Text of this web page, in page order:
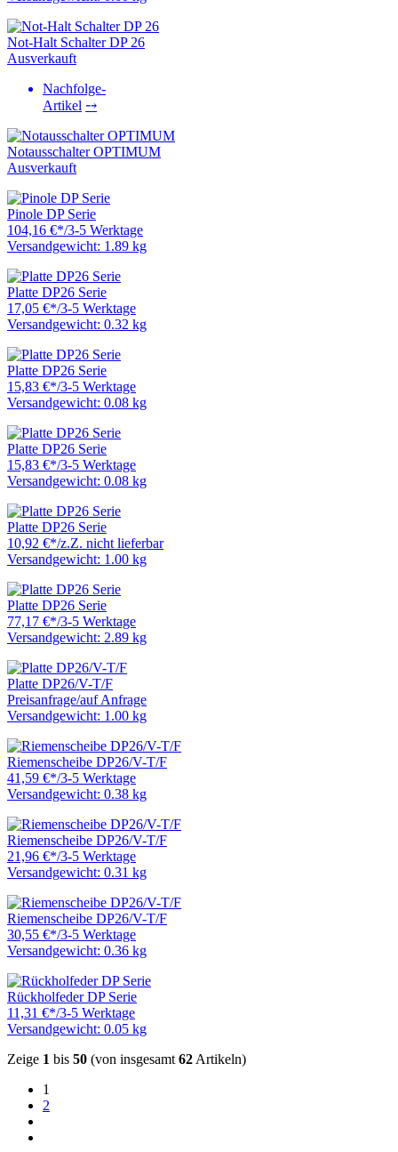
Not-Halt Schalter DP 26
Ausverkauft
Nachfolge-
Artikel ⤍
Notausschalter OPTIMUM
Ausverkauft
Pinole DP Serie
104,16 €*/3-5 Werktage
Versandgewicht: 1.89 kg
Platte DP26 Serie
17,05 €*/3-5 Werktage
Versandgewicht: 0.32 kg
Platte DP26 Serie
15,83 €*/3-5 Werktage
Versandgewicht: 0.08 kg
Platte DP26 Serie
15,83 €*/3-5 Werktage
Versandgewicht: 0.08 kg
Platte DP26 Serie
10,92 €*/z.Z. nicht lieferbar
Versandgewicht: 1.00 kg
Platte DP26 Serie
77,17 €*/3-5 Werktage
Versandgewicht: 2.89 kg
Platte DP26/V-T/F
Preisanfrage/auf Anfrage
Versandgewicht: 1.00 kg
Riemenscheibe DP26/V-T/F
41,59 €*/3-5 Werktage
Versandgewicht: 0.38 kg
Riemenscheibe DP26/V-T/F
21,96 €*/3-5 Werktage
Versandgewicht: 0.31 kg
Riemenscheibe DP26/V-T/F
30,55 €*/3-5 Werktage
Versandgewicht: 0.36 kg
Rückholfeder DP Serie
11,31 €*/3-5 Werktage
Versandgewicht: 0.05 kg
Zeige 1 bis 50 (von insgesamt 62 Artikeln)
1
2